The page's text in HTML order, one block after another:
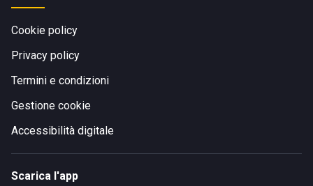
Cookie policy
Privacy policy
Termini e condizioni
Gestione cookie
Accessibilità digitale
Scarica l'app